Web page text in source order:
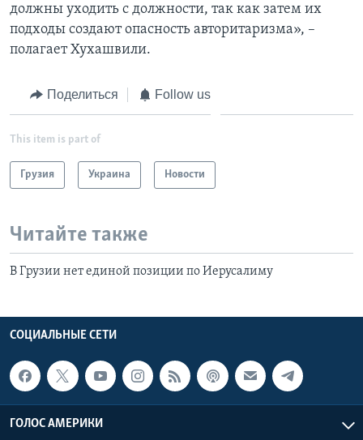
должны уходить с должности, так как затем их
подходы создают опасность авторитаризма», –
полагает Хухашвили.
Поделиться Follow us
This item is part of
Грузия Украина Новости
Читайте также
В Грузии нет единой позиции по Иерусалиму
СОЦИАЛЬНЫЕ СЕТИ
ГОЛОС АМЕРИКИ